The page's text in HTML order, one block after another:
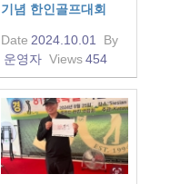
기념 한인골프대회
Date 2024.10.01
By
운영자 Views454